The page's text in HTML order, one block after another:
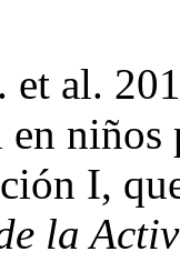
et al.
niños
I,
la